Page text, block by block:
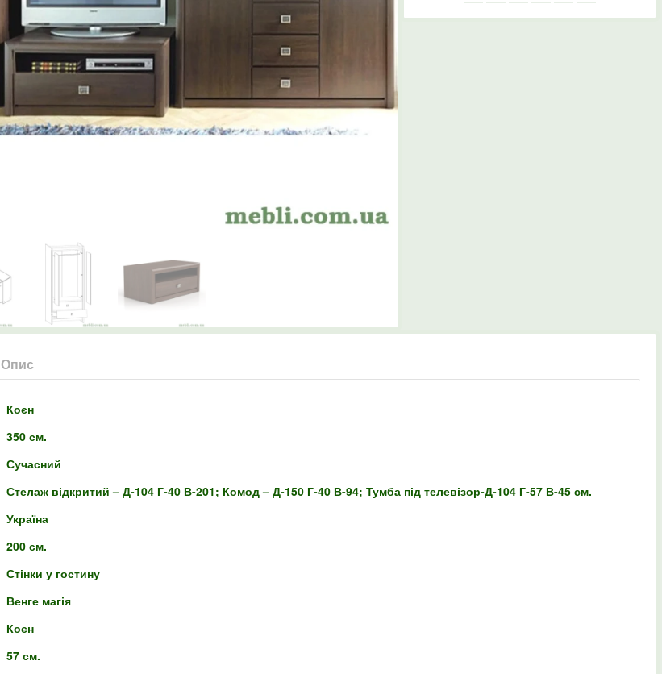
Опис
Коєн
350 см.
Сучасний
Стелаж відкритий – Д-104 Г-40 В-201; Комод – Д-150 Г-40 В-94; Тумба під телевізор-Д-104 Г-57 В-45 см.
Україна
200 см.
Стінки у гостину
Венге магія
Коєн
57 см.